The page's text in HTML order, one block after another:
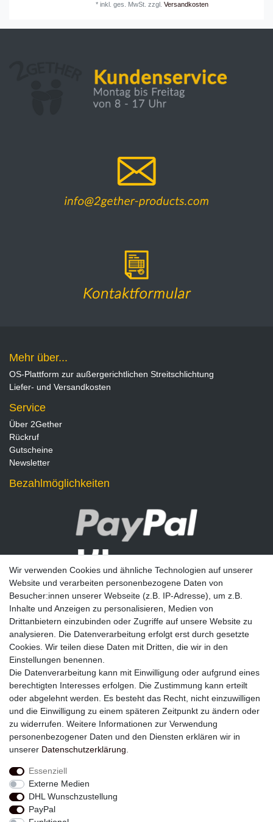
*inkl. ges. MwSt. zzgl.Versandkosten
Mehr über...
OS-Plattform zur außergerichtlichen Streitschlichtung
Liefer- und Versandkosten
Service
Über 2Gether
Rückruf
Gutscheine
Newsletter
Bezahlmöglichkeiten
Newsletter
E-MAIL **
Einwilligung kann ich jederzeit widerrufen.**
Abonnieren
Widerrufs­recht
Wir verwenden Cookies und ähnliche Technologien auf unserer
Website und verarbeiten personenbezogene Daten von
Besucher:innen unserer Webseite (z.B. IP-Adresse), um z.B.
Inhalte und Anzeigen zu personalisieren, Medien von
Drittanbietern einzubinden oder Zugriffe auf unsere Website zu
analysieren. Die Datenverarbeitung erfolgt erst durch gesetzte
Cookies. Wir teilen diese Daten mit Dritten, die wir in den
Einstellungen benennen.
Die Datenverarbeitung kann mit Einwilligung oder aufgrund eines
berechtigten Interesses erfolgen. Die Zustimmung kann erteilt
oder abgelehnt werden. Es besteht das Recht, nicht einzuwilligen
und die Einwilligung zu einem späteren Zeitpunkt zu ändern oder
zu widerrufen. Weitere Informationen zur Verwendung
personenbezogener Daten und den Diensten erklären wir in
unserer Daten­schutz­erklärung
Essenziell
Externe Medien
DHL Wunschzustellung
PayPal